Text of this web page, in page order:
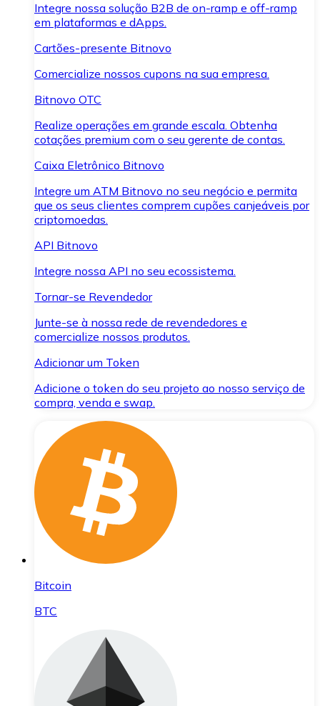
Integre nossa solução B2B de on-ramp e off-ramp
em plataformas e dApps.
Cartões-presente Bitnovo
Comercialize nossos cupons na sua empresa.
Bitnovo OTC
Realize operações em grande escala. Obtenha
cotações premium com o seu gerente de contas.
Caixa Eletrônico Bitnovo
Integre um ATM Bitnovo no seu negócio e permita
que os seus clientes comprem cupões canjeáveis por
criptomoedas.
API Bitnovo
Integre nossa API no seu ecossistema.
Tornar-se Revendedor
Junte-se à nossa rede de revendedores e
comercialize nossos produtos.
Adicionar um Token
Adicione o token do seu projeto ao nosso serviço de
compra, venda e swap.
Bitcoin
BTC